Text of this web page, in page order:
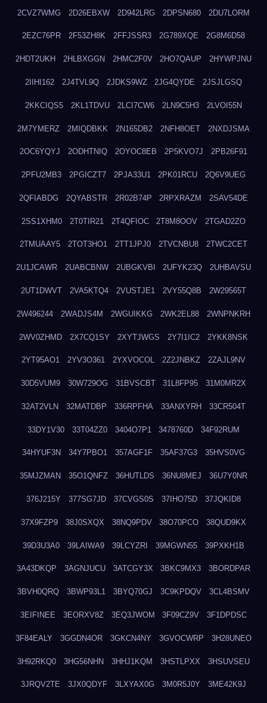
2CVZ7WMG 2D26EBXW 2D942LRG 2DPSN680 2DU7LORM
2EZC76PR 2F53ZH8K 2FFJSSR3 2G789XQE 2G8M6D58
2HDT2UKH 2HLBXGGN 2HMC2F0V 2HO7QAUP 2HYWPJNU
2IIHI162 2J4TVL9Q 2JDKS9WZ 2JG4QYDE 2JSJLGSQ
2KKCIQS5 2KL1TDVU 2LCI7CW6 2LN9C5H3 2LVOI55N
2M7YMERZ 2MIQDBKK 2N165DB2 2NFH8OET 2NXDJSMA
2OC6YQYJ 2ODHTNIQ 2OYOC8EB 2P5KVO7J 2PB26F91
2PFU2MB3 2PGICZT7 2PJA33U1 2PK01RCU 2Q6V9UEG
2QFIABDG 2QYABSTR 2R02B74P 2RPXRAZM 2SAV54DE
2SS1XHM0 2T0TIR21 2T4QFIOC 2T8M8OOV 2TGAD2ZO
2TMUAAY5 2TOT3HO1 2TT1JPJ0 2TVCNBU8 2TWC2CET
2U1JCAWR 2UABCBNW 2UBGKVBI 2UFYK23Q 2UHBAVSU
2UT1DWVT 2VA5KTQ4 2VUSTJE1 2VY55Q8B 2W29565T
2W496244 2WADJS4M 2WGUIKKG 2WK2EL88 2WNPNKRH
2WV0ZHMD 2X7CQ1SY 2XYTJWGS 2Y7I1IC2 2YKK8NSK
2YT95AO1 2YV3O361 2YXVOCOL 2Z2JNBKZ 2ZAJL9NV
30D5VUM9 30W729OG 31BVSCBT 31L8FP95 31M0MR2X
32AT2VLN 32MATDBP 336RPFHA 33ANXYRH 33CR504T
33DY1V30 33T04ZZ0 3404O7P1 3478760D 34F92RUM
34HYUF3N 34Y7PBO1 357AGF1F 35AF37G3 35HVS0VG
35MJZMAN 35O1QNFZ 36HUTLDS 36NU8MEJ 36U7Y0NR
376J215Y 377SG7JD 37CVGS0S 37IHO75D 37JQKID8
37X9FZP9 38J0SXQX 38NQ9PDV 38O70PCO 38QUD9KX
39D3U3A0 39LAIWA9 39LCYZRI 39MGWN55 39PXKH1B
3A43DKQP 3AGNJUCU 3ATCGY3X 3BKC9MX3 3BORDPAR
3BVH0QRQ 3BWP93L1 3BYQ70GJ 3C9KPDQV 3CL4BSMV
3EIFINEE 3EORXV8Z 3EQ3JWOM 3F09CZ9V 3F1DPDSC
3F84EALY 3GGDN4OR 3GKCN4NY 3GVOCWRP 3H28UNEO
3H92RKQ0 3HG56NHN 3HHJ1KQM 3HSTLPXX 3HSUVSEU
3JRQV2TE 3JX0QDYF 3LXYAX0G 3M0R5J0Y 3ME42K9J